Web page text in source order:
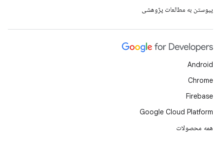
پیوستن به مطالعات پژوهشی
Android
Chrome
Firebase
Google Cloud Platform
همه محصولات